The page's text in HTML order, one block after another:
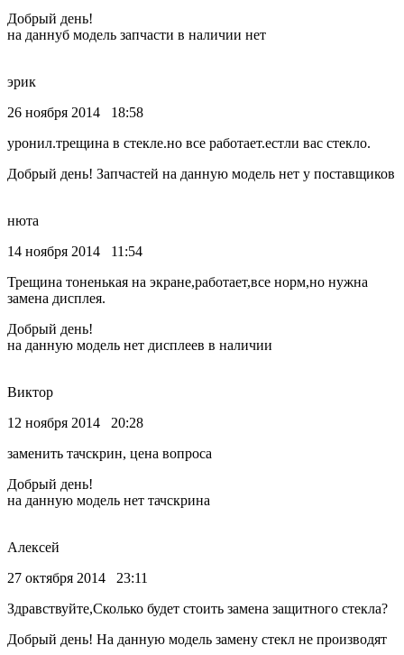
Добрый день!
на даннуб модель запчасти в наличии нет
эрик
26 ноября 2014 18:58
уронил.трещина в стекле.но все работает.естли вас стекло.
Добрый день! Запчастей на данную модель нет у поставщиков
нюта
14 ноября 2014 11:54
Трещина тоненькая на экране,работает,все норм,но нужна
замена дисплея.
Добрый день!
на данную модель нет дисплеев в наличии
Виктор
12 ноября 2014 20:28
заменить тачскрин, цена вопроса
Добрый день!
на данную модель нет тачскрина
Алексей
27 октября 2014 23:11
Здравствуйте,Сколько будет стоить замена защитного стекла?
Добрый день! На данную модель замену стекл не производят